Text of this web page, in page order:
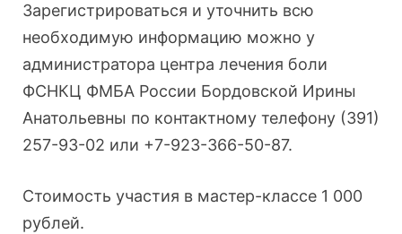
Зарегистрироваться и уточнить всю
необходимую информацию можно у
администратора центра лечения боли
ФСНКЦ ФМБА России Бордовской Ирины
Анатольевны по контактному телефону (391)
257-93-02 или +7-923-366-50-87.
Стоимость участия в мастер-классе 1 000
рублей.